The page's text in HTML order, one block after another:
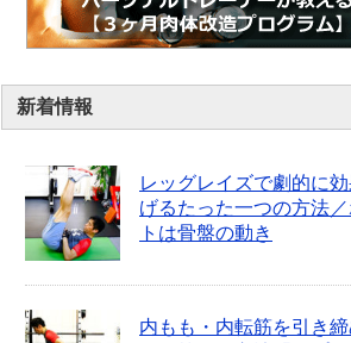
新着情報
レッグレイズで劇的に
げるたった一つの方法
トは骨盤の動き
内もも・内転筋を引き